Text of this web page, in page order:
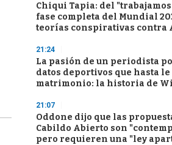
Chiqui Tapia: del
fase completa del Mundial
teorías conspirativas contra
21:24
La pasión de un periodista
datos deportivos que hasta le
matrimonio: la historia de
21:07
Oddone dijo que las
Cabildo Abierto son
pero requieren una "ley